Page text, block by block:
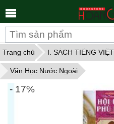
Trang chủ I. SÁCH TIẾNG VIỆT
Văn Học Nước Ngoài
- 17%